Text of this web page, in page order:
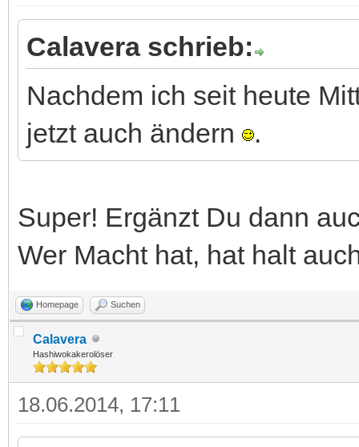
Calavera schrieb:
Nachdem ich seit heute
jetzt auch ändern
.
Super! Ergänzt Du dann
Wer Macht hat, hat halt
Homepage Suchen
Calavera
Hashiwokakerolöser
18.06.2014, 17:11